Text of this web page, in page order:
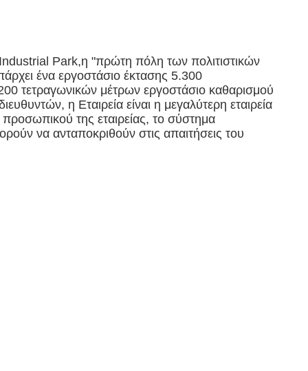
Park,η "πρώτη πόλη των πολιτιστικών
ένα εργοστάσιο έκτασης 5.300
τετραγωνικών μέτρων εργοστάσιο καθαρισμού
η Εταιρεία είναι η μεγαλύτερη εταιρεία
προσωπικού της εταιρείας, το σύστημα
να ανταποκριθούν στις απαιτήσεις του